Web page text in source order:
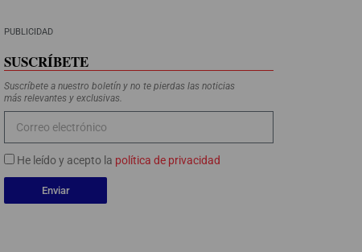
PUBLICIDAD
SUSCRÍBETE
Suscríbete a nuestro boletín y no te pierdas las noticias
más relevantes y exclusivas.
He leído y acepto la política de privacidad
Enviar